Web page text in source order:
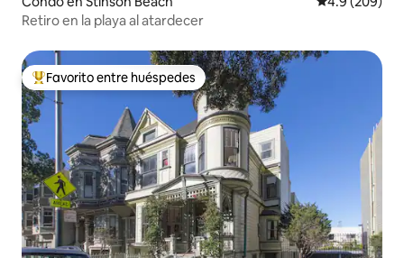
Retiro en la playa al atardecer
Favorito entre huéspedes preferido
Favorito entre huéspedes